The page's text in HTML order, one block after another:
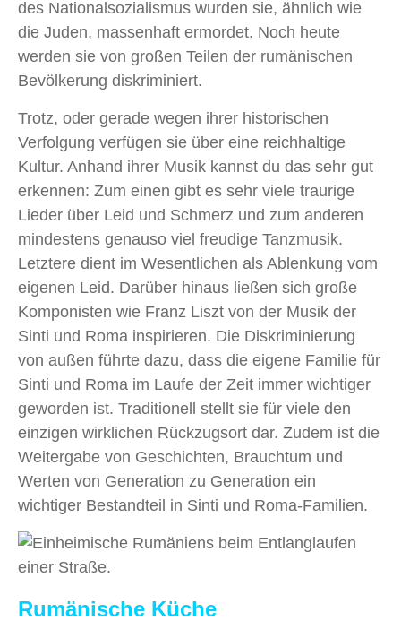
des Nationalsozialismus wurden sie, ähnlich wie
die Juden, massenhaft ermordet. Noch heute
werden sie von großen Teilen der rumänischen
Bevölkerung diskriminiert.
Trotz, oder gerade wegen ihrer historischen
Verfolgung verfügen sie über eine reichhaltige
Kultur. Anhand ihrer Musik kannst du das sehr gut
erkennen: Zum einen gibt es sehr viele traurige
Lieder über Leid und Schmerz und zum anderen
mindestens genauso viel freudige Tanzmusik.
Letztere dient im Wesentlichen als Ablenkung vom
eigenen Leid. Darüber hinaus ließen sich große
Komponisten wie Franz Liszt von der Musik der
Sinti und Roma inspirieren. Die Diskriminierung
von außen führte dazu, dass die eigene Familie für
Sinti und Roma im Laufe der Zeit immer wichtiger
geworden ist. Traditionell stellt sie für viele den
einzigen wirklichen Rückzugsort dar. Zudem ist die
Weitergabe von Geschichten, Brauchtum und
Werten von Generation zu Generation ein
wichtiger Bestandteil in Sinti und Roma-Familien.
Rumänische Küche